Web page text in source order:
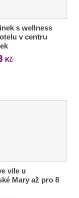
s wellness
v centru
Kč
vile u
Mary až pro 8